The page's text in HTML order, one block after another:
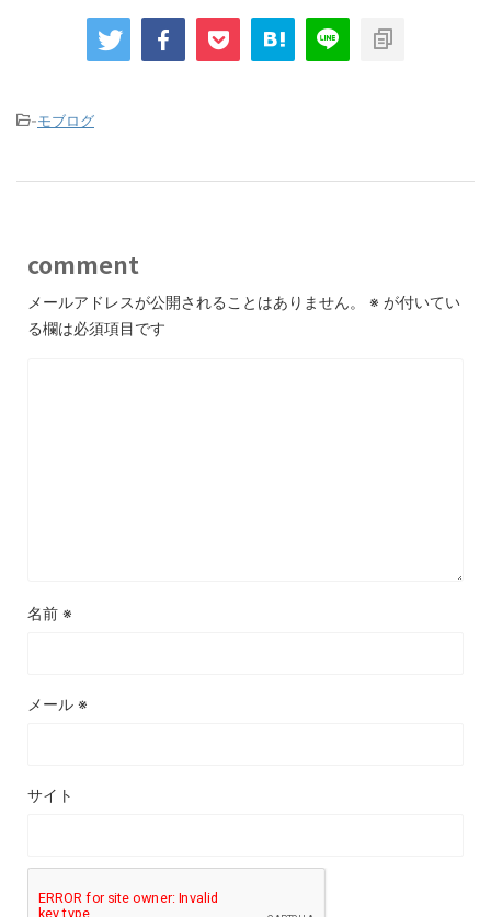
-モブログ
comment
メールアドレスが公開されることはありません。 ※ が付いてい
る欄は必須項目です
名前 ※
メール ※
サイト